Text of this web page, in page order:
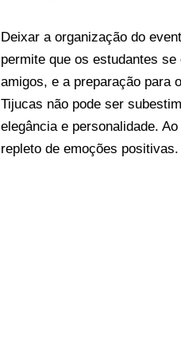
Deixar a organização do
permite que os estudantes
amigos, e a preparação para
Tijucas não pode ser
elegância e personalidade.
repleto de emoções positivas.